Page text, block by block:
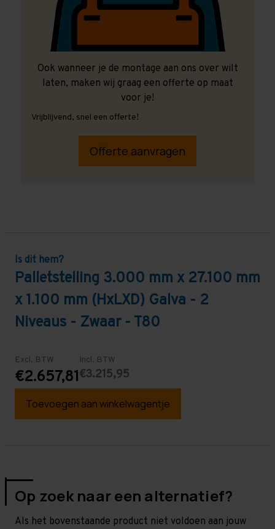
Ook wanneer je de montage aan ons over wilt
laten, maken wij graag een offerte op maat
voor je!
Vrijblijvend, snel een offerte!
Offerte aanvragen
Is dit hem?
Palletstelling 3.000 mm x 27.100 mm
x 1.100 mm (HxLXD) Galva - 2
Niveaus - Zwaar - T80
Excl. BTW
€2.657,81
Incl. BTW
€3.215,95
Toevoegen aan winkelwagentje
Op zoek naar een alternatief?
Als het bovenstaande product niet voldoen aan jouw